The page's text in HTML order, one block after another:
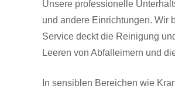
Unsere professionelle
und andere Einrichtungen. Wir
Service deckt die Reinigung
Leeren von Abfalleimern und
In sensiblen Bereichen wie